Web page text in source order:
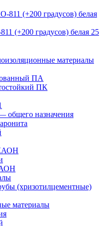
(+200 градусов) белая 25
материалы
ПА
ПК
назначения
(хризотилцементные)
материалы